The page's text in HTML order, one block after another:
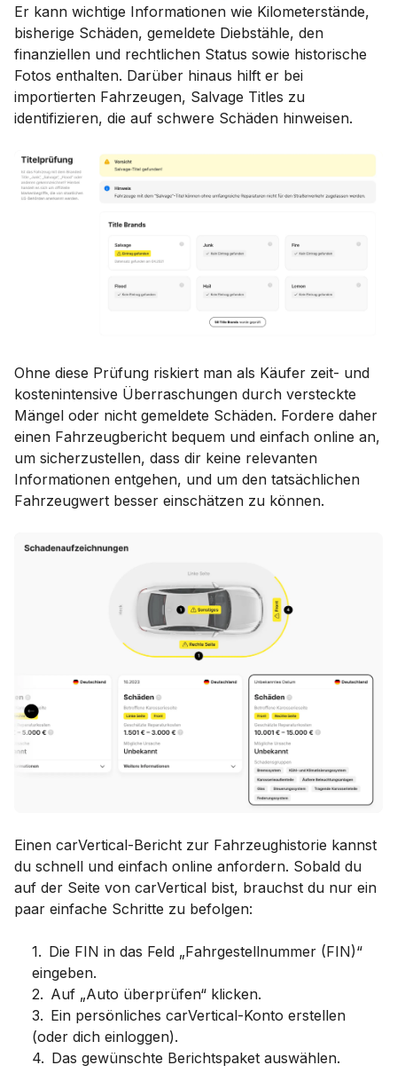
Er kann wichtige Informationen wie Kilometerstände,
bisherige Schäden, gemeldete Diebstähle, den
finanziellen und rechtlichen Status sowie historische
Fotos enthalten. Darüber hinaus hilft er bei
importierten Fahrzeugen, Salvage Titles zu
identifizieren, die auf schwere Schäden hinweisen.
Ohne diese Prüfung riskiert man als Käufer zeit- und
kostenintensive Überraschungen durch versteckte
Mängel oder nicht gemeldete Schäden. Fordere daher
einen Fahrzeugbericht bequem und einfach online an,
um sicherzustellen, dass dir keine relevanten
Informationen entgehen, und um den tatsächlichen
Fahrzeugwert besser einschätzen zu können.
Einen carVertical-Bericht zur Fahrzeughistorie kannst
du schnell und einfach online anfordern. Sobald du
auf der Seite von carVertical bist, brauchst du nur ein
paar einfache Schritte zu befolgen:
1. Die FIN in das Feld „Fahrgestellnummer (FIN)“
eingeben.
2. Auf „Auto überprüfen“ klicken.
3. Ein persönliches carVertical-Konto erstellen
(oder dich einloggen).
4. Das gewünschte Berichtspaket auswählen.